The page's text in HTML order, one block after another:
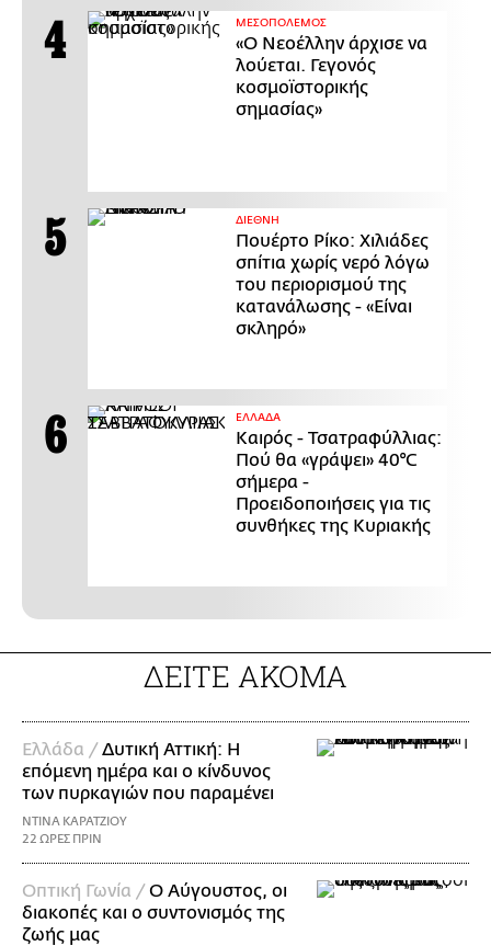
ΜΕΣΟΠΟΛΕΜΟΣ
«Ο Νεοέλλην άρχισε να
λούεται. Γεγονός
κοσμοϊστορικής
σημασίας»
ΔΙΕΘΝΗ
Πουέρτο Ρίκο: Χιλιάδες
σπίτια χωρίς νερό λόγω
του περιορισμού της
κατανάλωσης - «Είναι
σκληρό»
ΕΛΛΑΔΑ
Καιρός - Τσατραφύλλιας:
Πού θα «γράψει» 40°C
σήμερα -
Προειδοποιήσεις για τις
συνθήκες της Κυριακής
ΔΕΙΤΕ ΑΚΟΜΑ
Ελλάδα /Δυτική Αττική: Η
επόμενη ημέρα και ο κίνδυνος
των πυρκαγιών που παραμένει
ΝΤΙΝΑ ΚΑΡΑΤΖΙΟΥ
22 ΩΡΕΣ ΠΡΙΝ
Οπτική Γωνία /Ο Αύγουστος, οι
διακοπές και ο συντονισμός της
ζωής μας